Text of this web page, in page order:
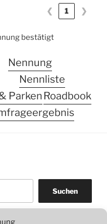
❮ 1 ❯
bestätigt
Nennung
Nennliste
Parken Roadbook
Suchen